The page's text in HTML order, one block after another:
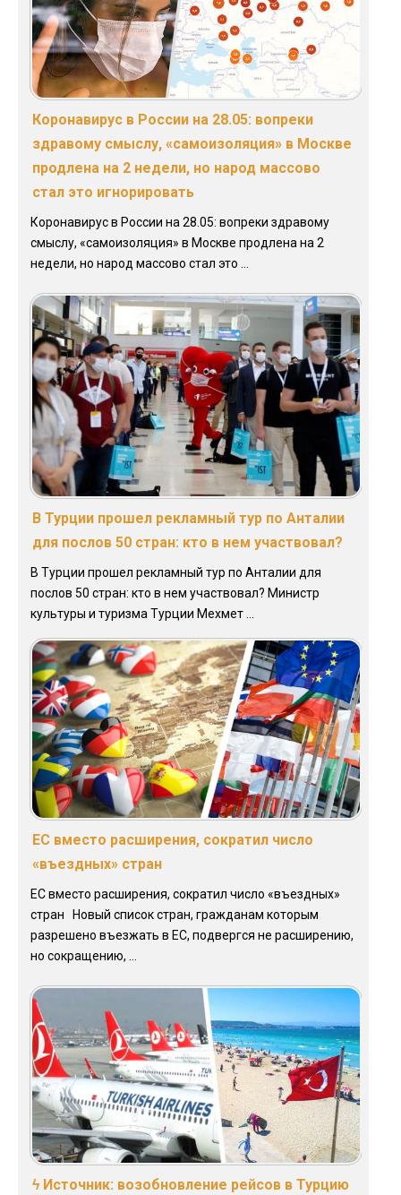
Коронавирус в России на 28.05: вопреки
здравому смыслу, «самоизоляция» в Москве
продлена на 2 недели, но народ массово
стал это игнорировать
Коронавирус в России на 28.05: вопреки здравому
смыслу, «самоизоляция» в Москве продлена на 2
недели, но народ массово стал это ...
В Турции прошел рекламный тур по Анталии
для послов 50 стран: кто в нем участвовал?
В Турции прошел рекламный тур по Анталии для
послов 50 стран: кто в нем участвовал? Министр
культуры и туризма Турции Мехмет ...
ЕС вместо расширения, сократил число
«въездных» стран
ЕС вместо расширения, сократил число «въездных»
стран Новый список стран, гражданам которым
разрешено въезжать в ЕС, подвергся не расширению,
но сокращению, ...
ϟ Источник: возобновление рейсов в Турцию